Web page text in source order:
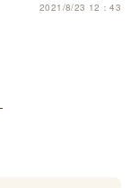
2021/8/23 12：43